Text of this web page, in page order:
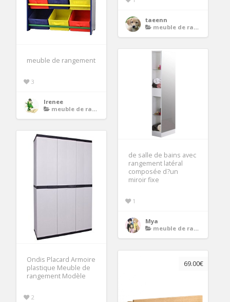
taeenn
meuble de rangement
meuble de rangement
3
Irenee
meuble de rangement
de salle de bains avec
rangement latéral
composée d?un
miroir fixe
1
Mya
meuble de rangement
Ondis Placard Armoire
plastique Meuble de
rangement Modèle
2
69.00€